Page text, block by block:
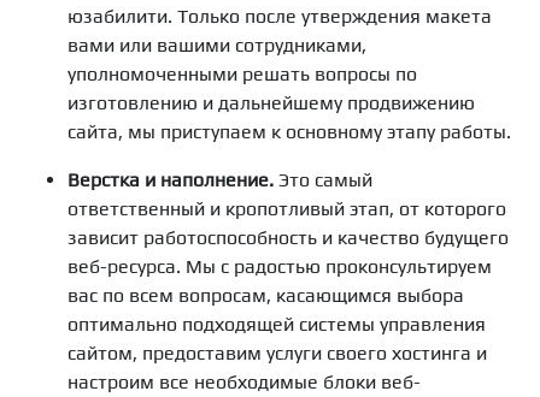
юзабилити. Только после утверждения макета
вами или вашими сотрудниками,
уполномоченными решать вопросы по
изготовлению и дальнейшему продвижению
сайта, мы приступаем к основному этапу работы.
Верстка и наполнение. Это самый
ответственный и кропотливый этап, от которого
зависит работоспособность и качество будущего
веб-ресурса. Мы с радостью проконсультируем
вас по всем вопросам, касающимся выбора
оптимально подходящей системы управления
сайтом, предоставим услуги своего хостинга и
настроим все необходимые блоки веб-